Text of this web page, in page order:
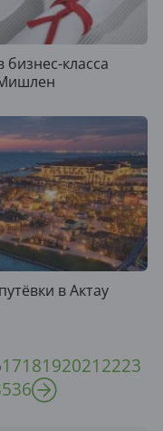
класса
в Актау
17181920212223
36